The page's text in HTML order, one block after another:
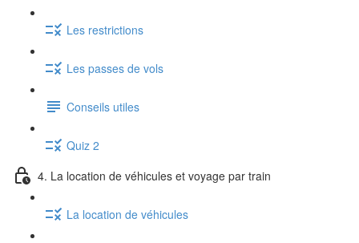
Les restrictions
Les passes de vols
Conseils utiles
Quiz 2
4. La location de véhicules et voyage par train
La location de véhicules